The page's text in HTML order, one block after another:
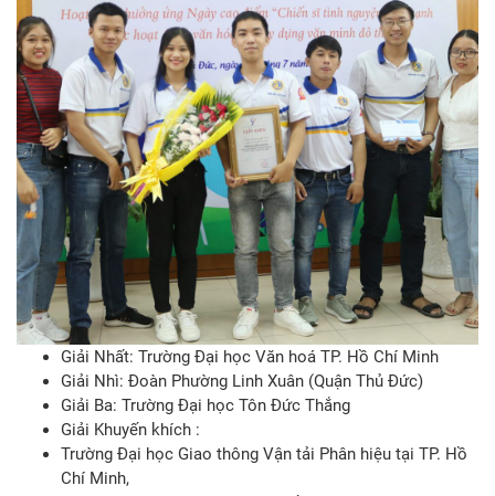
Giải Nhất: Trường Đại học Văn hoá TP. Hồ Chí Minh
Giải Nhì: Đoàn Phường Linh Xuân (Quận Thủ Đức)
Giải Ba: Trường Đại học Tôn Đức Thắng
Giải Khuyến khích :
Trường Đại học Giao thông Vận tải Phân hiệu tại TP. Hồ
Chí Minh,